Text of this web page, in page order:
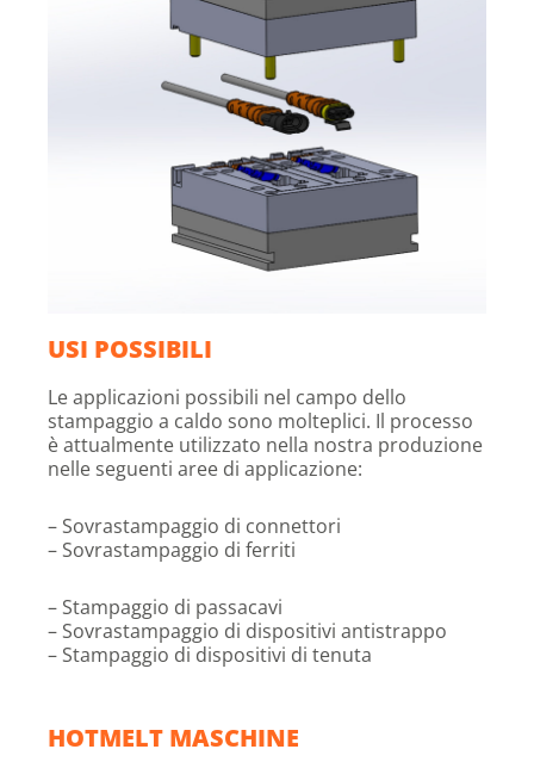
USI POSSIBILI
Le applicazioni possibili nel campo dello
stampaggio a caldo sono molteplici. Il processo
è attualmente utilizzato nella nostra produzione
nelle seguenti aree di applicazione:
– Sovrastampaggio di connettori
– Sovrastampaggio di ferriti
– Stampaggio di passacavi
– Sovrastampaggio di dispositivi antistrappo
– Stampaggio di dispositivi di tenuta
HOTMELT MASCHINE